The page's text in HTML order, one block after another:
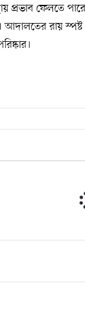
প্রভাব ফেলতে
আদালতের রায়